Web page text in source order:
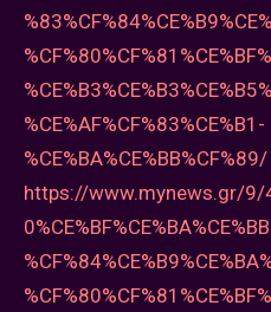
%CE%AF%CF%83%CE%B1-
%CE%BA%CE%BB%CF%89/
https://www.mynews.gr/9/